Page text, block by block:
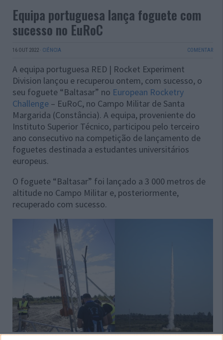
Equipa portuguesa lança foguete com
sucesso no EuRoC
16 OUT 2022 · CIÊNCIA COMENTAR
A equipa portuguesa RED | Rocket Experiment
Division lançou e recuperou ontem, com sucesso, o
seu foguete “Baltasar” no European Rocketry
Challenge – EuRoC, no Campo Militar de Santa
Margarida (Constância). A equipa, proveniente do
Instituto Superior Técnico, participou pelo terceiro
ano consecutivo na competição de lançamento de
foguetes destinada a estudantes universitários
europeus.
O foguete “Baltasar” foi lançado a 3 000 metros de
altitude no Campo Militar e, posteriormente,
recuperado com sucesso.